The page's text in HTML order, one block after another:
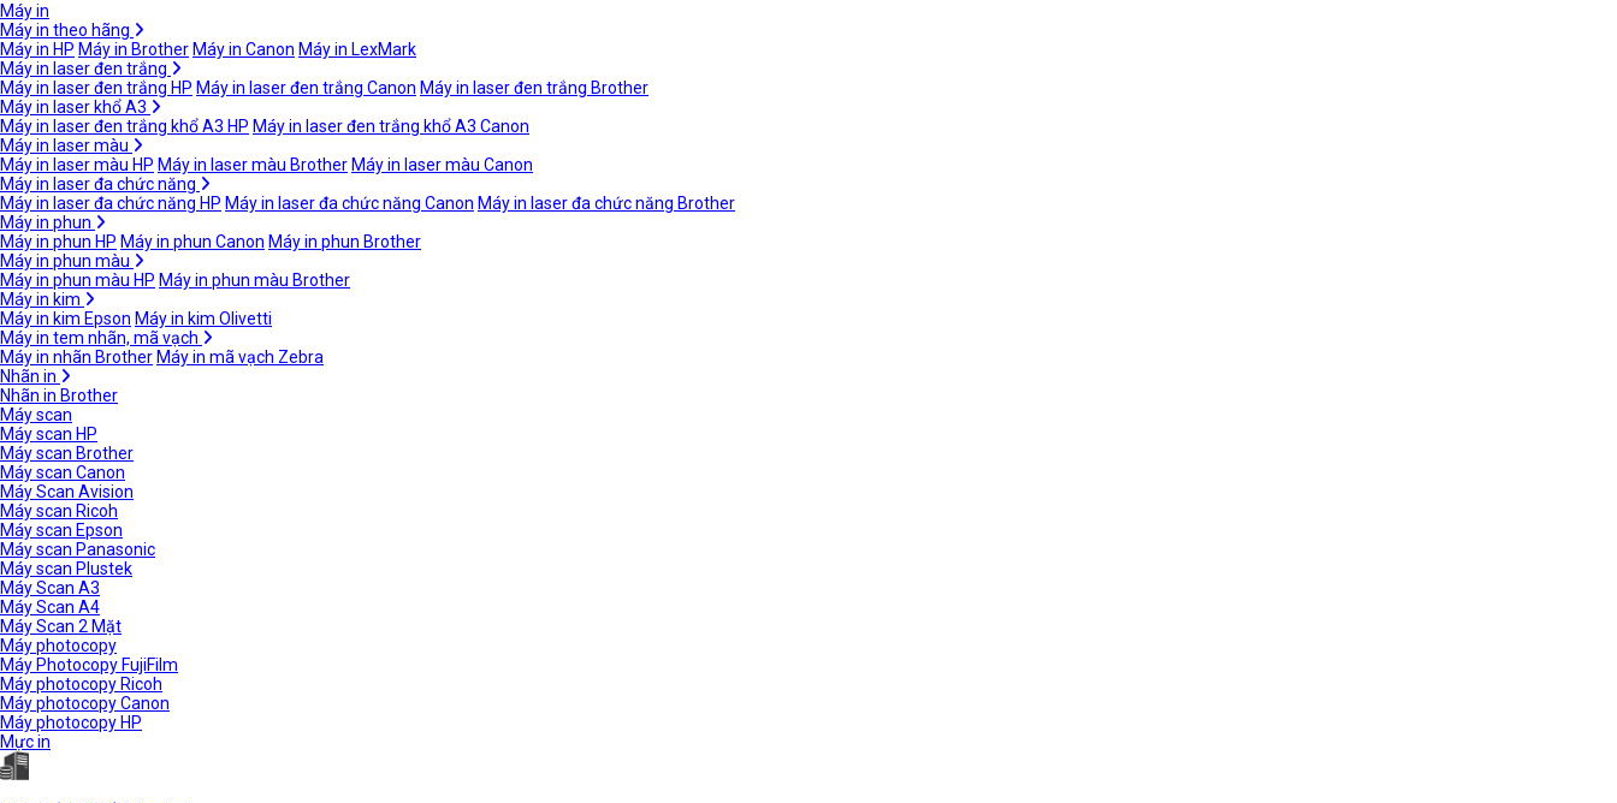
Máy in
Máy in theo hãng
Máy in HP Máy in Brother Máy in Canon Máy in LexMark
Máy in laser đen trắng
Máy in laser đen trắng HP Máy in laser đen trắng Canon Máy in laser đen trắng Brother
Máy in laser khổ A3
Máy in laser đen trắng khổ A3 HP Máy in laser đen trắng khổ A3 Canon
Máy in laser màu
Máy in laser màu HP Máy in laser màu Brother Máy in laser màu Canon
Máy in laser đa chức năng
Máy in laser đa chức năng HP Máy in laser đa chức năng Canon Máy in laser đa chức năng Brother
Máy in phun
Máy in phun HP Máy in phun Canon Máy in phun Brother
Máy in phun màu
Máy in phun màu HP Máy in phun màu Brother
Máy in kim
Máy in kim Epson Máy in kim Olivetti
Máy in tem nhãn, mã vạch
Máy in nhãn Brother Máy in mã vạch Zebra
Nhãn in
Nhãn in Brother
Máy scan
Máy scan HP
Máy scan Brother
Máy scan Canon
Máy Scan Avision
Máy scan Ricoh
Máy scan Epson
Máy scan Panasonic
Máy scan Plustek
Máy Scan A3
Máy Scan A4
Máy Scan 2 Mặt
Máy photocopy
Máy Photocopy FujiFilm
Máy photocopy Ricoh
Máy photocopy Canon
Máy photocopy HP
Mực in